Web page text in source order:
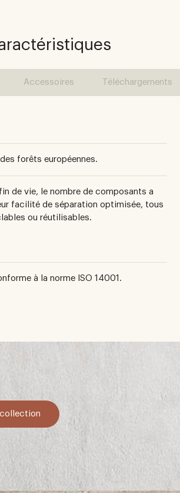
Accessoires Téléchargements
forêts européennes.
de vie, le nombre de composants a
facilité de séparation optimisée, tous
ou réutilisables.
à la norme ISO 14001.
collection